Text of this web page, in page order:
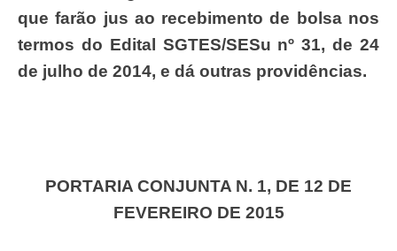
que farão jus ao recebimento de bolsa nos
termos do Edital SGTES/SESu nº 31, de 24
de julho de 2014, e dá outras providências.
PORTARIA CONJUNTA N. 1, DE 12 DE
FEVEREIRO DE 2015